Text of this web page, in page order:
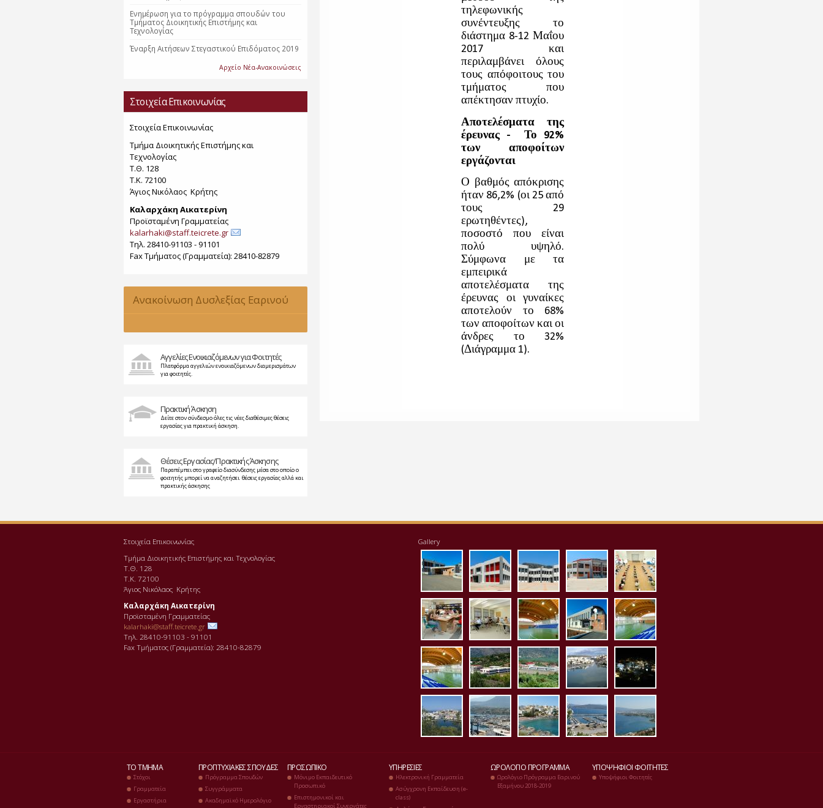
Ενημέρωση για το πρόγραμμα σπουδών του
Τμήματος Διοικητικής Επιστήμης και
Τεχνολογίας
Έναρξη Αιτήσεων Στεγαστικού Επιδόματος 2019
Αρχείο Νέα-Ανακοινώσεις
Στοιχεία Επικοινωνίας
Στοιχεία Επικοινωνίας
Τμήμα Διοικητικής Επιστήμης και
Τεχνολογίας
Τ.Θ. 128
Τ.Κ. 72100
Άγιος Νικόλαος Κρήτης
Καλαρχάκη Αικατερίνη
Προϊσταμένη Γραμματείας
kalarhaki@staff.teicrete.gr
Τηλ. 28410-91103 - 91101
Fax Τµήµατος (Γραµµατεία): 28410-82879
Ανακοίνωση Δυσλεξίας Εαρινού
Αγγελίες Ενοικιαζόμενων για Φοιτητές
Πλατφόρμα αγγελιών ενοικιαζόμενων διαμερισμάτων
για φοιτητές.
Πρακτική Άσκηση
Δείτε στον σύνδεσμο όλες τις νέες διαθέσιμες θέσεις
εργασίας για πρακτική άσκηση.
Θέσεις Εργασίας/Πρακτικής Άσκησης
Παραπέμπει στο γραφείο διασύνδεσης μέσα στο οποίο ο
φοιτητής μπορεί να αναζητήσει θέσεις εργασίας αλλά και
πρακτικής άσκησης
Στοιχεία Επικοινωνίας
Τμήμα Διοικητικής Επιστήμης και Τεχνολογίας
Τ.Θ. 128
Τ.Κ. 72100
Άγιος Νικόλαος Κρήτης
Καλαρχάκη Αικατερίνη
Προϊσταμένη Γραμματείας
kalarhaki@staff.teicrete.gr
Τηλ. 28410-91103 - 91101
Fax Τµήµατος (Γραµµατεία): 28410-82879
Gallery
eisodos.jpgktirio1.jpgapo_proaylio.jpg
aith_pollaplon_ex.jpg
aith_pollaplon_es.jpg
vivliothiki.jpg
ergastirio1.jpg
kleisto_es1.jpg
kleisto_ex1.jpg
kleisto_es2.jpg
kleisto_es3.jpg
panorama1.jpg
panorama2.jpg
limnh5.jpgp1020026.jpg
p1020081.jpg
p1020083.jpg
p1020084.jpg
p1020085.jpgp1020086.jpg
ΤΟ ΤΜΉΜΑ
Στόχοι
Γραμματεία
Εργαστήρια
ΠΡΟΠΤΥΧΙΑΚΈΣ ΣΠΟΥΔΈΣ
Πρόγραμμα Σπουδών
Συγγράμματα
Ακαδημαϊκό Ημερολόγιο
ΠΡΟΣΩΠΙΚΌ
Μόνιμο Εκπαιδευτικό
Προσωπικό
Επιστημονικοί και
Εργαστηριακοί Συνεργάτες
ΥΠΗΡΕΣΊΕΣ
Ηλεκτρονική Γραμματεία
Ασύγχρονη Εκπαίδευση (e-
class)
ΩΡΟΛΌΓΙΟ ΠΡΌΓΡΑΜΜΑ
Ωρολόγιο Πρόγραμμα Εαρινού
Εξαμήνου 2018-2019
ΥΠΟΨΉΦΙΟΙ ΦΟΙΤΗΤΈΣ
Υποψήφιοι Φοιτητές